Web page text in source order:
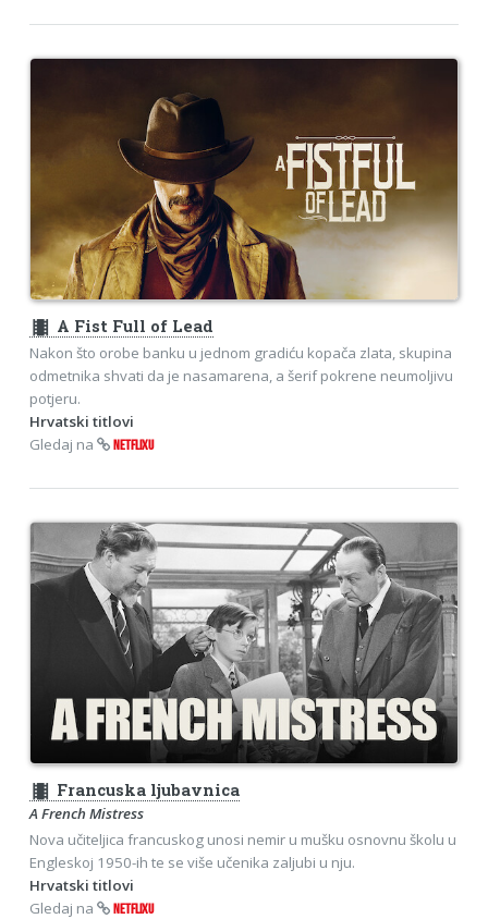
theaters A Fist Full of Lead
Nakon što orobe banku u jednom gradiću kopača zlata, skupina
odmetnika shvati da je nasamarena, a šerif pokrene neumoljivu
potjeru.
Hrvatski titlovi
Gledaj na
NETFLIXU
theaters Francuska ljubavnica
A French Mistress
Nova učiteljica francuskog unosi nemir u mušku osnovnu školu u
Engleskoj 1950-ih te se više učenika zaljubi u nju.
Hrvatski titlovi
Gledaj na
NETFLIXU